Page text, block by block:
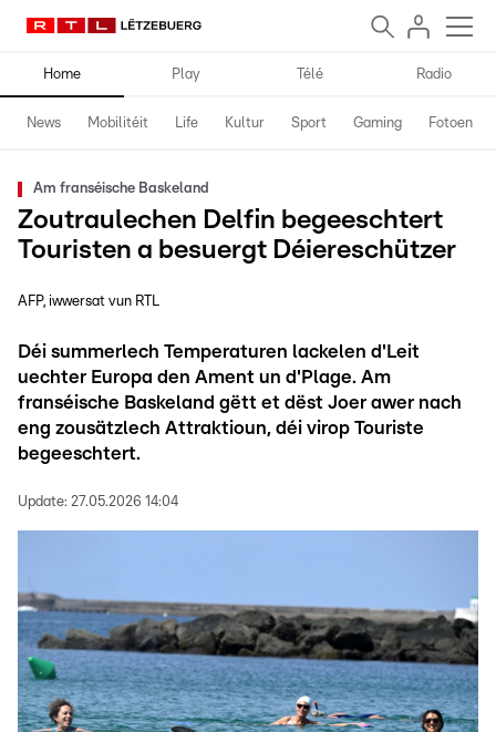
Home Play Télé Radio
News Mobilitéit Life Kultur Sport Gaming Fotoen
Am franséische Baskeland
Zoutraulechen Delfin begeeschtert
Touristen a besuergt Déiereschützer
AFP, iwwersat vun RTL
Déi summerlech Temperaturen lackelen d'Leit
uechter Europa den Ament un d'Plage. Am
franséische Baskeland gëtt et dëst Joer awer nach
eng zousätzlech Attraktioun, déi virop Touriste
begeeschtert.
Update: 27.05.2026 14:04